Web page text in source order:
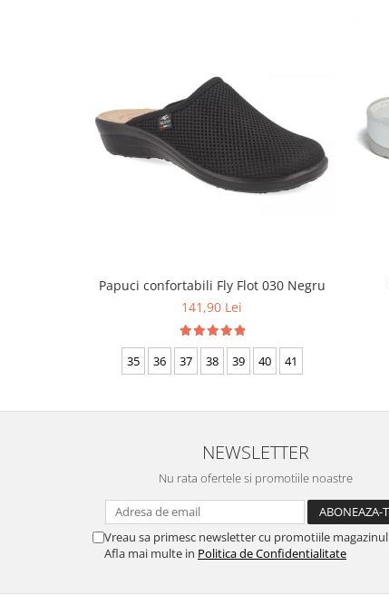
Papuci confortabili Fly Flot 030 Negru
141,90 Lei
35 36 37 38 39 40 41
NEWSLETTER
Nu rata ofertele si promotiile noastre
Vreau sa primesc newsletter cu promotiile
Afla mai multe in Politica de Confidentialitate